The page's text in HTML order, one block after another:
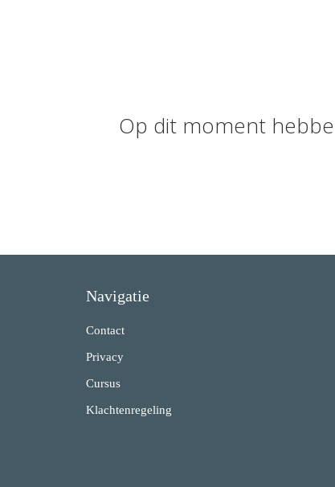
Op dit moment
Navigatie
Contact
Privacy
Cursus
Klachtenregeling